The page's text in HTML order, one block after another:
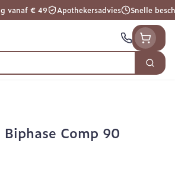
vanaf € 49 Apothekersadvies Snelle
Zoek
Comp 90